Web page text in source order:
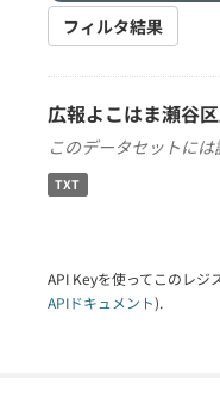
フィルタ結果
広報よこはま瀬谷
このデータセットに
TXT
API Keyを使ってこのレジ
APIドキュメント).